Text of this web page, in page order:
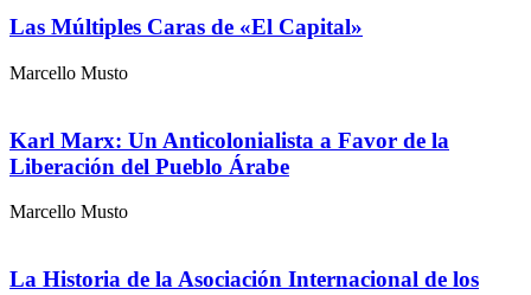
Las Múltiples Caras de «El Capital»
Marcello Musto
Karl Marx: Un Anticolonialista a Favor de la
Liberación del Pueblo Árabe
Marcello Musto
La Historia de la Asociación Internacional de los